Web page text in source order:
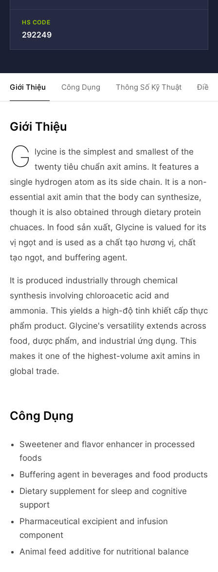
HS CODE
292249
Giới Thiệu Công Dụng Thông Số Kỹ Thuật Điều
Giới Thiệu
G lycine is the simplest and smallest of the
twenty tiêu chuẩn axit amins. It features a
single hydrogen atom as its side chain. It is a non-
essential axit amin that the body can synthesize,
though it is also obtained through dietary protein
chuaces. In food sản xuất, Glycine is valued for its
vị ngọt and is used as a chất tạo hương vị, chất
tạo ngọt, and buffering agent.
It is produced industrially through chemical
synthesis involving chloroacetic acid and
ammonia. This yields a high-độ tinh khiết cấp thực
phẩm product. Glycine's versatility extends across
food, dược phẩm, and industrial ứng dụng. This
makes it one of the highest-volume axit amins in
global trade.
Công Dụng
Sweetener and flavor enhancer in processed
foods
Buffering agent in beverages and food products
Dietary supplement for sleep and cognitive
support
Pharmaceutical excipient and infusion
component
Animal feed additive for nutritional balance